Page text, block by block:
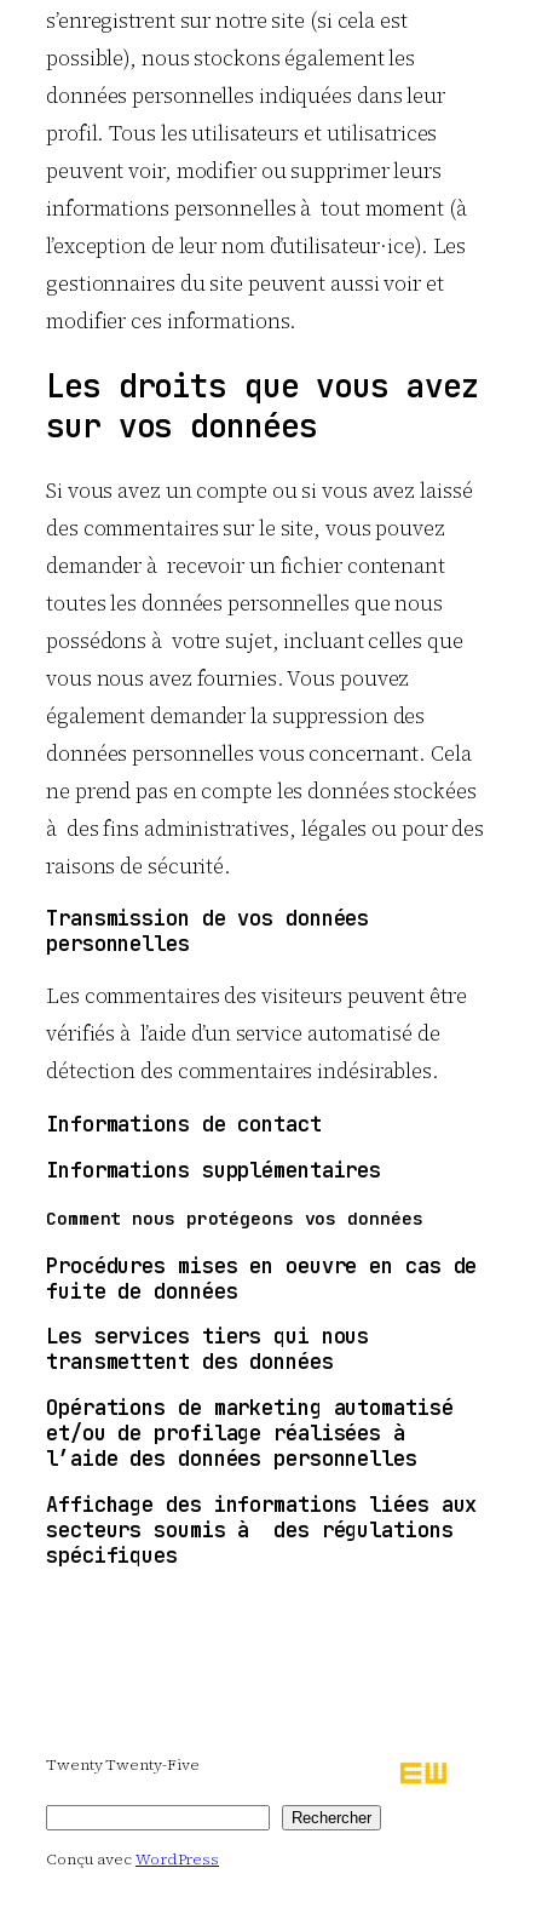
s’enregistrent sur notre site (si cela est
possible), nous stockons également les
données personnelles indiquées dans leur
profil. Tous les utilisateurs et utilisatrices
peuvent voir, modifier ou supprimer leurs
informations personnelles à tout moment (à
l’exception de leur nom d’utilisateur·ice). Les
gestionnaires du site peuvent aussi voir et
modifier ces informations.
Les droits que vous avez
sur vos données
Si vous avez un compte ou si vous avez laissé
des commentaires sur le site, vous pouvez
demander à recevoir un fichier contenant
toutes les données personnelles que nous
possédons à votre sujet, incluant celles que
vous nous avez fournies. Vous pouvez
également demander la suppression des
données personnelles vous concernant. Cela
ne prend pas en compte les données stockées
à des fins administratives, légales ou pour des
raisons de sécurité.
Transmission de vos données
personnelles
Les commentaires des visiteurs peuvent être
vérifiés à l’aide d’un service automatisé de
détection des commentaires indésirables.
Informations de contact
Informations supplémentaires
Comment nous protégeons vos données
Procédures mises en oeuvre en cas de
fuite de données
Les services tiers qui nous
transmettent des données
Opérations de marketing automatisé
et/ou de profilage réalisées à
l’aide des données personnelles
Affichage des informations liées aux
secteurs soumis à des régulations
spécifiques
Twenty Twenty-Five
Rechercher Rechercher
Conçu avecWordPress